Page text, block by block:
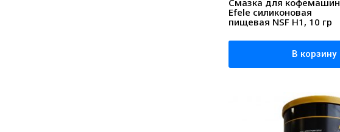
Efele силиконовая
пищевая NSF H1, 10 гр
В корзину